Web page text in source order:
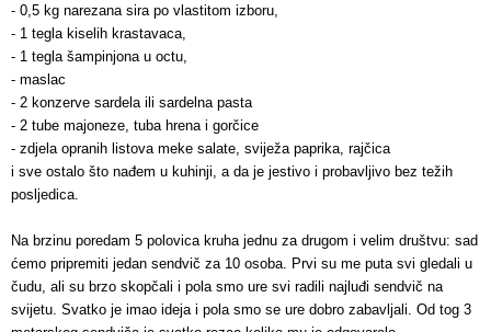
- 0,5 kg narezana sira po vlastitom izboru,
- 1 tegla kiselih krastavaca,
- 1 tegla šampinjona u octu,
- maslac
- 2 konzerve sardela ili sardelna pasta
- 2 tube majoneze, tuba hrena i gorčice
- zdjela opranih listova meke salate, sviježa paprika, rajčica
i sve ostalo što nađem u kuhinji, a da je jestivo i probavljivo bez težih
posljedica.
Na brzinu poredam 5 polovica kruha jednu za drugom i velim društvu: sad
ćemo pripremiti jedan sendvič za 10 osoba. Prvi su me puta svi gledali u
čudu, ali su brzo skopčali i pola smo ure svi radili najluđi sendvič na
svijetu. Svatko je imao ideja i pola smo se ure dobro zabavljali. Od tog 3